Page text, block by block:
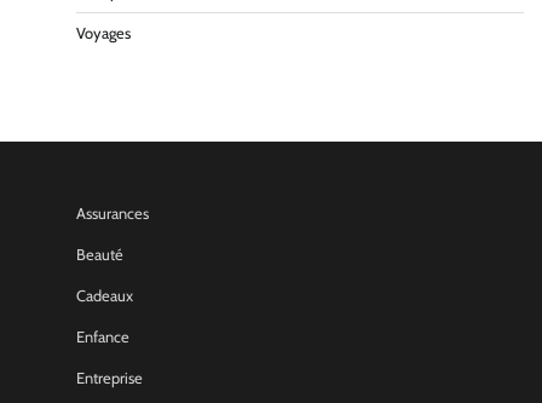
Voyages
Assurances
Beauté
Cadeaux
Enfance
Entreprise